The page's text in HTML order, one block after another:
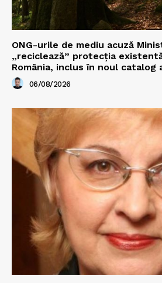
ONG-urile de mediu acuză
„reciclează” protecția
România, inclus în noul
06/08/2026